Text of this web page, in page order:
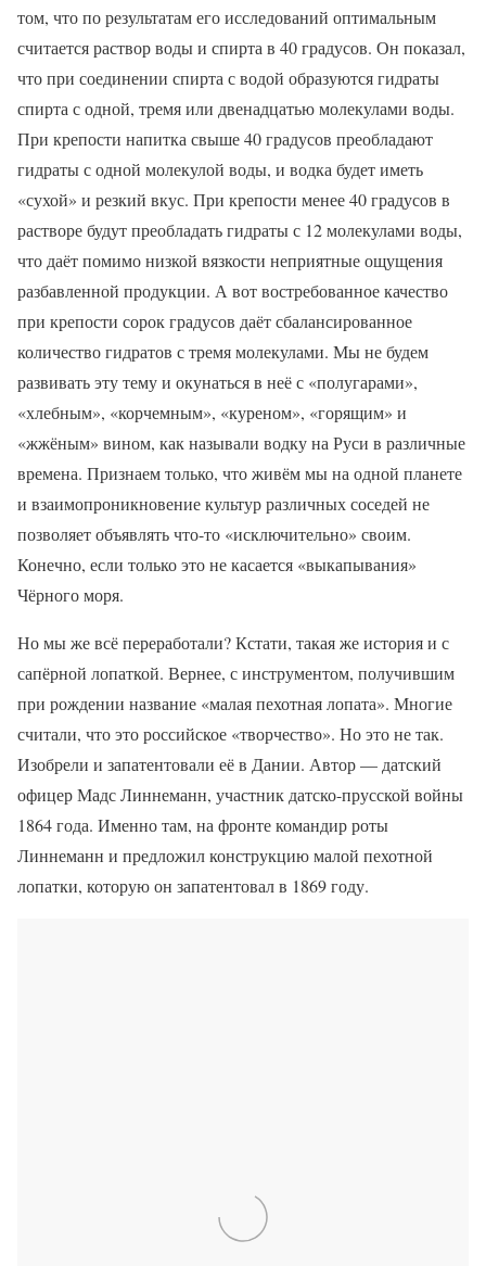
том, что по результатам его исследований оптимальным
считается раствор воды и спирта в 40 градусов. Он показал,
что при соединении спирта с водой образуются гидраты
спирта с одной, тремя или двенадцатью молекулами воды.
При крепости напитка свыше 40 градусов преобладают
гидраты с одной молекулой воды, и водка будет иметь
«сухой» и резкий вкус. При крепости менее 40 градусов в
растворе будут преобладать гидраты с 12 молекулами воды,
что даёт помимо низкой вязкости неприятные ощущения
разбавленной продукции. А вот востребованное качество
при крепости сорок градусов даёт сбалансированное
количество гидратов с тремя молекулами. Мы не будем
развивать эту тему и окунаться в неё с «полугарами»,
«хлебным», «корчемным», «куреном», «горящим» и
«жжёным» вином, как называли водку на Руси в различные
времена. Признаем только, что живём мы на одной планете
и взаимопроникновение культур различных соседей не
позволяет объявлять что-то «исключительно» своим.
Конечно, если только это не касается «выкапывания»
Чёрного моря.
Но мы же всё переработали? Кстати, такая же история и с
сапёрной лопаткой. Вернее, с инструментом, получившим
при рождении название «малая пехотная лопата». Многие
считали, что это российское «творчество». Но это не так.
Изобрели и запатентовали её в Дании. Автор — датский
офицер Мадс Линнеманн, участник датско-прусской войны
1864 года. Именно там, на фронте командир роты
Линнеманн и предложил конструкцию малой пехотной
лопатки, которую он запатентовал в 1869 году.